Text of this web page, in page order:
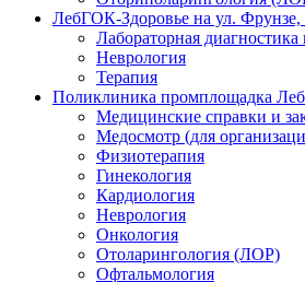
ЛебГОК-Здоровье на ул. Фрунзе,
Лабораторная диагностика
Неврология
Терапия
Поликлиника промплощадка
Медицинские справки и
Медосмотр (для
Физиотерапия
Гинекология
Кардиология
Неврология
Онкология
Отоларингология (ЛОР)
Офтальмология